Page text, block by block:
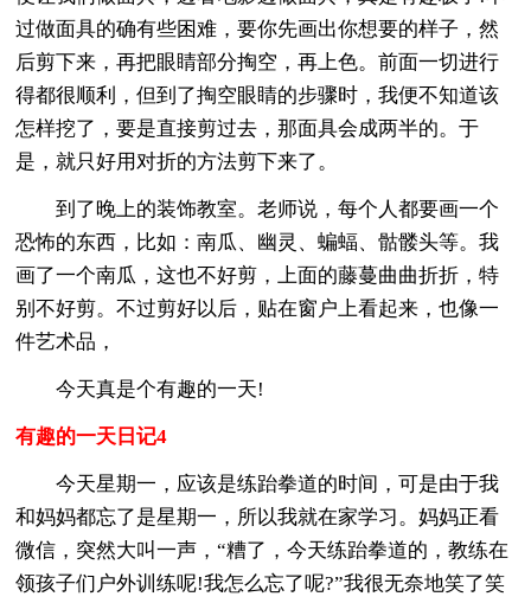
过做面具的确有些困难，要你先画出你想要的样子，然
后剪下来，再把眼睛部分掏空，再上色。前面一切进行
得都很顺利，但到了掏空眼睛的步骤时，我便不知道该
怎样挖了，要是直接剪过去，那面具会成两半的。于
是，就只好用对折的方法剪下来了。
到了晚上的装饰教室。老师说，每个人都要画一个
恐怖的东西，比如：南瓜、幽灵、蝙蝠、骷髅头等。我
画了一个南瓜，这也不好剪，上面的藤蔓曲曲折折，特
别不好剪。不过剪好以后，贴在窗户上看起来，也像一
件艺术品，
今天真是个有趣的一天!
有趣的一天日记4
今天星期一，应该是练跆拳道的时间，可是由于我
和妈妈都忘了是星期一，所以我就在家学习。妈妈正看
微信，突然大叫一声，“糟了，今天练跆拳道的，教练在
领孩子们户外训练呢!我怎么忘了呢?”我很无奈地笑了笑